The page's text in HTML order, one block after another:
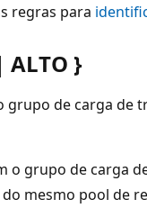
regras para
ALTO }
grupo de carga de
o grupo de carga
mesmo pool de